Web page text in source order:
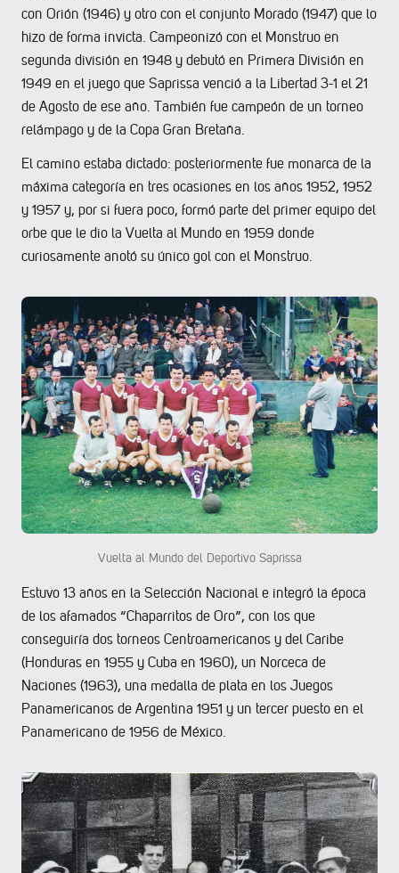
con Orión (1946) y otro con el conjunto Morado (1947) que lo
hizo de forma invicta. Campeonizó con el Monstruo en
segunda división en 1948 y debutó en Primera División en
1949 en el juego que Saprissa venció a la Libertad 3-1 el 21
de Agosto de ese año. También fue campeón de un torneo
relámpago y de la Copa Gran Bretaña.
El camino estaba dictado: posteriormente fue monarca de la
máxima categoría en tres ocasiones en los años 1952, 1952
y 1957 y, por si fuera poco, formó parte del primer equipo del
orbe que le dio la Vuelta al Mundo en 1959 donde
curiosamente anotó su único gol con el Monstruo.
Vuelta al Mundo del Deportivo Saprissa
Estuvo 13 años en la Selección Nacional e integró la época
de los afamados “Chaparritos de Oro”, con los que
conseguiría dos torneos Centroamericanos y del Caribe
(Honduras en 1955 y Cuba en 1960), un Norceca de
Naciones (1963), una medalla de plata en los Juegos
Panamericanos de Argentina 1951 y un tercer puesto en el
Panamericano de 1956 de México.